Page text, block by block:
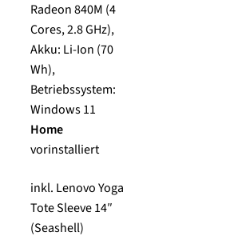
Radeon 840M (4
Cores, 2.8 GHz),
Akku: Li-Ion (70
Wh),
Betriebssystem:
Windows 11
Home
vorinstalliert
inkl. Lenovo Yoga
Tote Sleeve 14″
(Seashell)